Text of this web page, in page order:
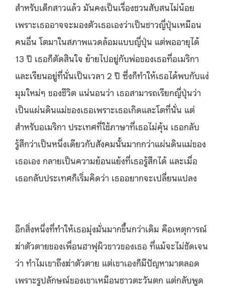
สำหรับเด็กสาวแล้ว มันคงเป็นเรื่องชวนสับสนไม่น้อย
เพราะเธออาจจะมองตัวเธอเองว่าเป็นชาวญี่ปุ่นเหมือน
คนอื่น โตมาในสภาพแวดล้อมแบบญี่ปุ่น แต่พออายุได้
13 ปี เธอก็ตัดสินใจ ย้ายไปอยู่กับพ่อของเธอที่อเมริกา
และเรียนอยู่ที่นั่นเป็นเวลา 2 ปี ซึ่งก็ทำให้เธอได้พบกับแง่
มุมใหม่ๆ ของชีวิต แน่นอนว่า เธอสามารถเรียกญี่ปุ่นว่า
เป็นแผ่นดินแม่ของเธอเพราะเธอเกิดและโตที่นั่น แต่
สำหรับอเมริกา ประเทศที่ใช้ภาษาที่เธอไม่คุ้น เธอกลับ
รู้สึกว่าเป็นหนึ่งเดียวกับสังคมนั้นมากกว่าแผ่นดินแม่ของ
เธอเอง กลายเป็นความย้อนแย้งที่เธอรู้สึกได้ และเมื่อ
เธอกลับประเทศก็เริ่มคิดว่า เธออยากจะเปลี่ยนแปลง
อีกสิ่งหนึ่งที่ทำให้เธอมุ่งมั่นมากขึ้นกว่าเดิม คือเหตุการณ์
ฆ่าตัวตายของเพื่อนฮาฟุผิวขาวของเธอ ที่แม้จะไม่ชัดเจน
ว่า ทำไมเขาถึงฆ่าตัวตาย แต่เขาเองก็มีปัญหามาตลอด
เพราะรูปลักษณ์ของเขาเหมือนชาวตะวันตก แต่กลับพูด